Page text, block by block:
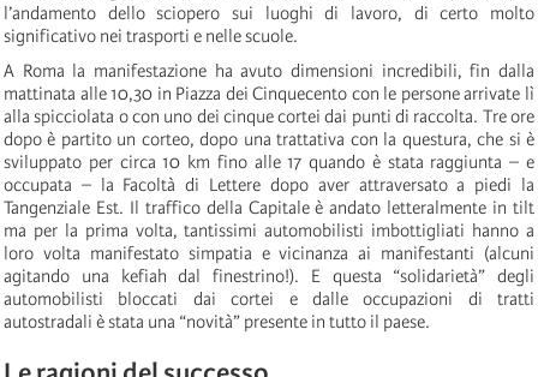
l’andamento dello sciopero sui luoghi di lavoro, di certo molto
significativo nei trasporti e nelle scuole.
A Roma la manifestazione ha avuto dimensioni incredibili, fin dalla
mattinata alle 10,30 in Piazza dei Cinquecento con le persone arrivate lì
alla spicciolata o con uno dei cinque cortei dai punti di raccolta. Tre ore
dopo è partito un corteo, dopo una trattativa con la questura, che si è
sviluppato per circa 10 km fino alle 17 quando è stata raggiunta – e
occupata – la Facoltà di Lettere dopo aver attraversato a piedi la
Tangenziale Est. Il traffico della Capitale è andato letteralmente in tilt
ma per la prima volta, tantissimi automobilisti imbottigliati hanno a
loro volta manifestato simpatia e vicinanza ai manifestanti (alcuni
agitando una kefiah dal finestrino!). E questa “solidarietà” degli
automobilisti bloccati dai cortei e dalle occupazioni di tratti
autostradali è stata una “novità” presente in tutto il paese.